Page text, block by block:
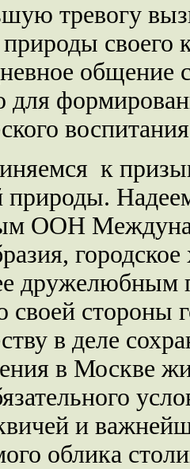
тревогу
своего
общение
для
к
природы.
ООН
своей стороны
в деле
в Москве
и
облика